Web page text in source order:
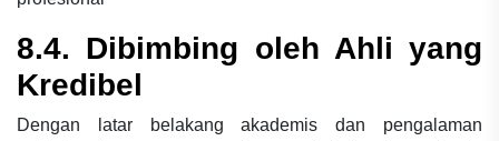
8.4. Dibimbing oleh Ahli yang
Kredibel
Dengan latar belakang akademis dan pengalaman